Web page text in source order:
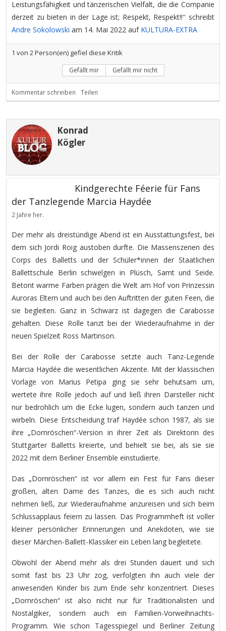
Leistungsfähigkeit und tänzerischen Vielfalt, die die Companie
derzeit zu bieten in der Lage ist; Respekt, Respekt!!'' schreibt
Andre Sokolowski am 14. Mai 2022 auf KULTURA-EXTRA
1 von 2Person(en) gefiel diese Kritik
Gefällt mir Gefällt mir nicht
Kommentar schreiben Teilen
Konrad
Kögler
Kindgerechte Féerie für Fans
der Tanzlegende Marcia Haydée
2 Jahre her.
Der mehr als dreistündige Abend ist ein Ausstattungsfest, bei
dem sich Jordi Roig austoben durfte. Die Massenszenen des
Corps des Balletts und der Schüler*innen der Staatlichen
Ballettschule Berlin schwelgen in Plüsch, Samt und Seide.
Betont warme Farben prägen die Welt am Hof von Prinzessin
Auroras Eltern und auch bei den Auftritten der guten Feen, die
sie begleiten. Ganz in Schwarz ist dagegen die Carabosse
gehalten. Diese Rolle tanzt bei der Wiederaufnahme in der
neuen Spielzeit Ross Martinson.
Bei der Rolle der Carabosse setzte auch Tanz-Legende
Marcia Haydée die wesentlichen Akzente. Mit der klassischen
Vorlage von Marius Petipa ging sie sehr behutsam um,
wertete ihre Rolle jedoch auf und ließ ihren Darsteller nicht
nur bedrohlich um die Ecke lugen, sondern auch tanzen und
wirbeln. Diese Entscheidung traf Haydée schon 1987, als sie
ihre „Dornröschen“-Version in ihrer Zeit als Direktorin des
Stuttgarter Balletts kreierte, und behielt sie bei, als sie sie
2022 mit dem Berliner Ensemble einstudierte.
Das „Dornröschen“ ist vor allem ein Fest für Fans dieser
großen, alten Dame des Tanzes, die es sich auch nicht
nehmen ließ, zur Wiederaufnahme anzureisen und sich beim
Schlussapplaus feiern zu lassen. Das Programmheft ist voller
kleiner persönlicher Erinnerungen und Anekdoten, wie sie
dieser Märchen-Ballett-Klassiker ein Leben lang begleitete.
Obwohl der Abend mehr als drei Stunden dauert und sich
somit fast bis 23 Uhr zog, verfolgten ihn auch viele der
anwesenden Kinder bis zum Ende sehr konzentriert. Dieses
„Dornröschen“ ist also nicht nur für Traditionalisten und
Nostalgiker, sondern auch ein Familien-Vorweihnachts-
Programm. Wie schon Tagesspiegel und Berliner Zeitung